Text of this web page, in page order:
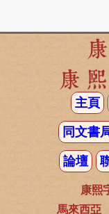
康
主頁
同文書
論壇
康熙
馬來西亞